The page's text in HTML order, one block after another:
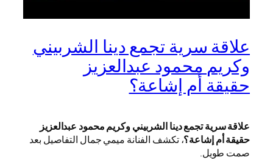
علاقة سرية تجمع دينا الشربيني
وكريم محمود عبدالعزيز
حقيقة أم إشاعة؟
علاقة سرية تجمع دينا الشربيني وكريم محمود عبدالعزيز
حقيقة أم إشاعة؟، تكشف الفنانة ميمي جمال التفاصيل بعد
صمت طويل.